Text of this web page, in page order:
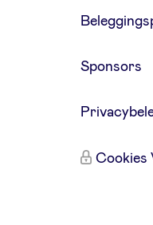
Sponsors
Cookies